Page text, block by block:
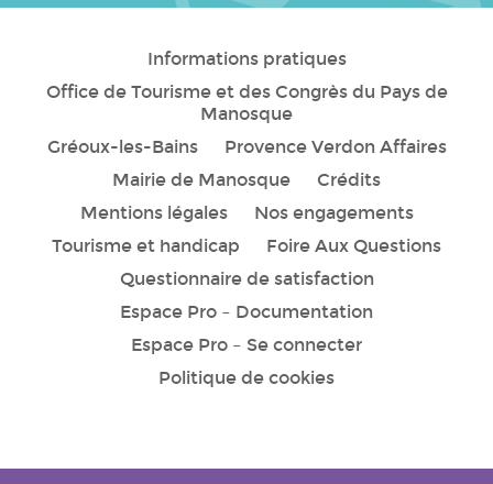
Informations pratiques
Office de Tourisme et des Congrès du Pays de
Manosque
Gréoux-les-Bains
Provence Verdon Affaires
Mairie de Manosque
Crédits
Mentions légales
Nos engagements
Tourisme et handicap
Foire Aux Questions
Questionnaire de satisfaction
Espace Pro – Documentation
Espace Pro – Se connecter
Politique de cookies